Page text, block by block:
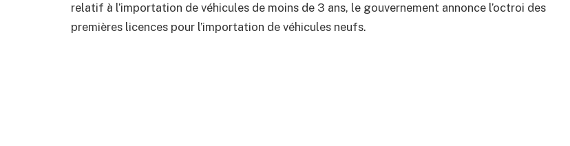
relatif à l’importation de véhicules de moins de 3 ans, le gouvernement annonce l’octroi des
premières licences pour l’importation de véhicules neufs.